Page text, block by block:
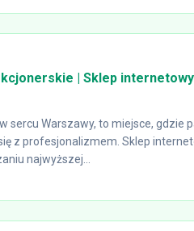
| Sklep
sercu Warszawy, to miejsce, gdzie
z profesjonalizmem. Sklep
najwyższej...